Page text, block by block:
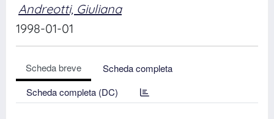
Andreotti, Giuliana
1998-01-01
Scheda breve
Scheda completa
Scheda completa (DC)